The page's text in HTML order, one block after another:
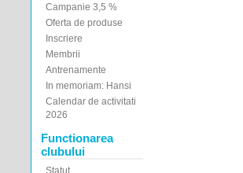
Campanie 3,5 %
Oferta de produse
Inscriere
Membrii
Antrenamente
In memoriam: Hansi
Calendar de activitati
2026
Functionarea
clubului
Statut